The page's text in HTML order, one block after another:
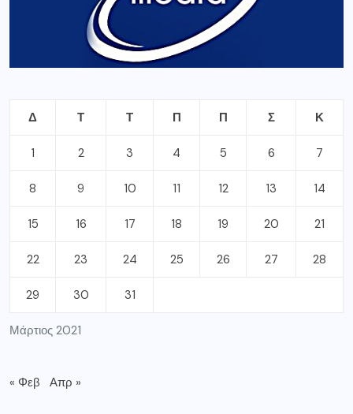
Μάρτιος 2021
Δ Τ Τ Π Π Σ Κ
1 2 3 4 5 6 7
8 9 10 11 12 13 14
15 16 17 18 19 20 21
22 23 24 25 26 27 28
29 30 31
« Φεβ Απρ »